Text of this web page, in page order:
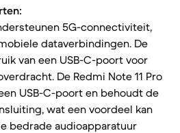
5G-connectiviteit,
dataverbindingen. De
van een USB-C-poort voor
De Redmi Note 11 Pro
USB-C-poort en behoudt de
wat een voordeel kan
bedrade audioapparatuur